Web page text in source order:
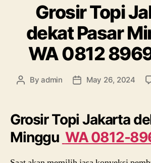
Grosir Topi
dekat Pasar
WA 0812
PostByadmin
PostMay 26, 2024
Grosir Topi Jakarta
Minggu WA 0812-